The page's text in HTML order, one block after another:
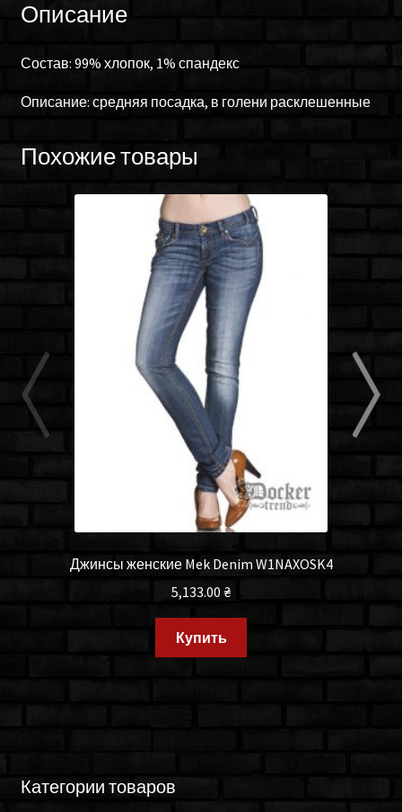
Описание
Состав: 99% хлопок, 1% спандекс
Описание: средняя посадка, в голени расклешенные
Похожие товары
Джинсы женские Mek Denim W1NAXOSK4
5,133.00 ₴
Купить
Категории товаров